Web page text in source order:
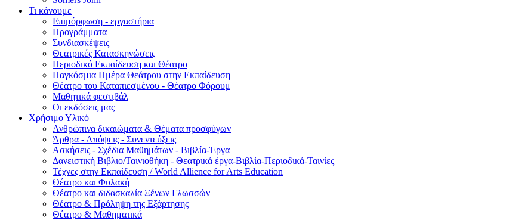
Τι κάνουμε
Επιμόρφωση - εργαστήρια
Προγράμματα
Συνδιασκέψεις
Θεατρικές Κατασκηνώσεις
Περιοδικό Εκπαίδευση και Θέατρο
Παγκόσμια Ημέρα Θεάτρου στην Εκπαίδευση
Θέατρο του Καταπιεσμένου - Θέατρο Φόρουμ
Μαθητικά φεστιβάλ
Οι εκδόσεις μας
Χρήσιμο Υλικό
Ανθρώπινα δικαιώματα & Θέματα προσφύγων
Άρθρα - Απόψεις - Συνεντεύξεις
Ασκήσεις - Σχέδια Μαθημάτων - Βιβλία-Έργα
Δανειστική Βιβλιο/Ταινιοθήκη - Θεατρικά έργα-Βιβλία-Περιοδικά-Ταινίες
Τέχνες στην Εκπαίδευση / World Allience for Arts Education
Θέατρο και Φυλακή
Θέατρο και διδασκαλία Ξένων Γλωσσών
Θέατρο & Πρόληψη της Εξάρτησης
Θέατρο & Μαθηματικά